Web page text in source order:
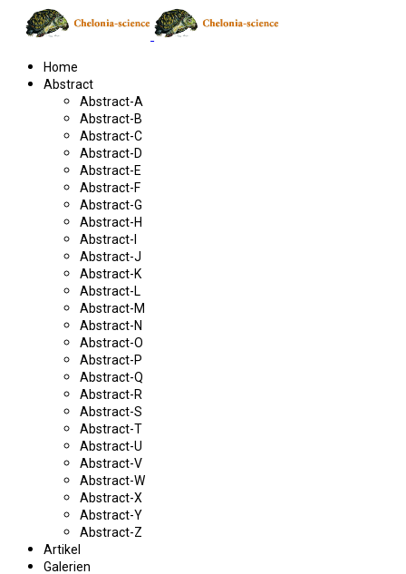
Home
Abstract
Abstract-A
Abstract-B
Abstract-C
Abstract-D
Abstract-E
Abstract-F
Abstract-G
Abstract-H
Abstract-I
Abstract-J
Abstract-K
Abstract-L
Abstract-M
Abstract-N
Abstract-O
Abstract-P
Abstract-Q
Abstract-R
Abstract-S
Abstract-T
Abstract-U
Abstract-V
Abstract-W
Abstract-X
Abstract-Y
Abstract-Z
Artikel
Galerien